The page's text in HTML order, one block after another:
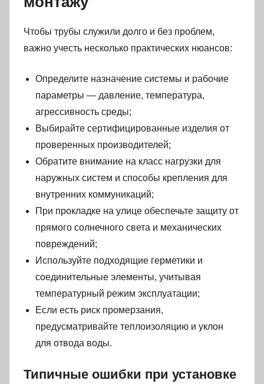
Чтобы трубы служили долго и без проблем,
важно учесть несколько практических нюансов:
Определите назначение системы и рабочие
параметры — давление, температура,
агрессивность среды;
Выбирайте сертифицированные изделия от
проверенных производителей;
Обратите внимание на класс нагрузки для
наружных систем и способы крепления для
внутренних коммуникаций;
При прокладке на улице обеспечьте защиту от
прямого солнечного света и механических
повреждений;
Используйте подходящие герметики и
соединительные элементы, учитывая
температурный режим эксплуатации;
Если есть риск промерзания,
предусматривайте теплоизоляцию и уклон
для отвода воды.
Типичные ошибки при установке